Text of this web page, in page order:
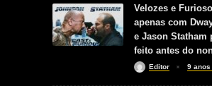
Velozes e
apenas com
e Jason Statham
feito antes do
Editor 9 anos